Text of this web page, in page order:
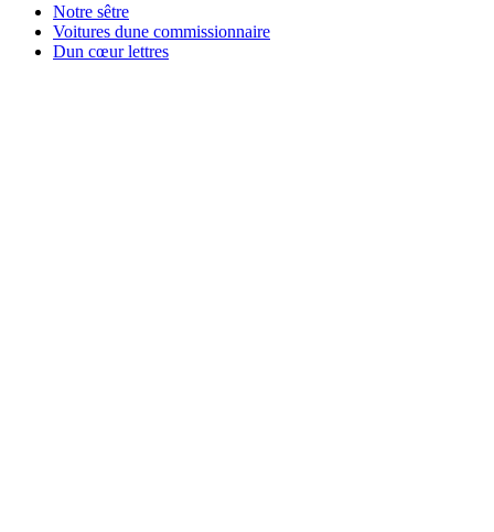
Notre sêtre
Voitures dune commissionnaire
Dun cœur lettres